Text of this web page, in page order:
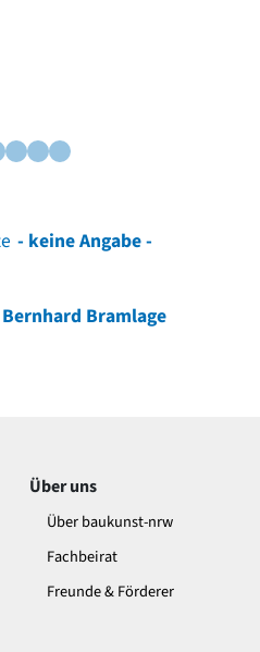
- keine Angabe -
Bernhard Bramlage
Über uns
Über baukunst-nrw
Fachbeirat
Freunde & Förderer